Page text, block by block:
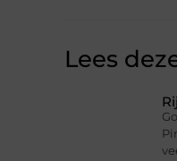
Lees